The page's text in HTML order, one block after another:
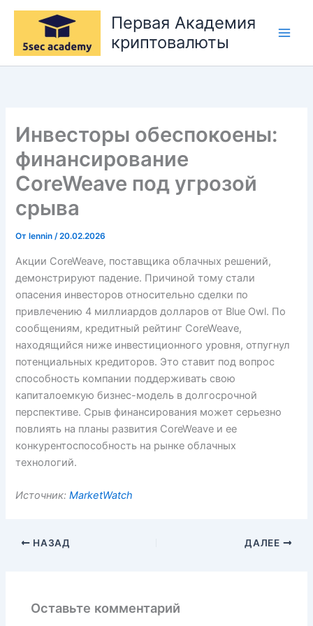
Перейти
содержимому
Первая Академия
криптовалюты
Инвесторы обеспокоены:
финансирование
CoreWeave под угрозой
срыва
От lennin/20.02.2026
Акции CoreWeave, поставщика облачных решений,
демонстрируют падение. Причиной тому стали
опасения инвесторов относительно сделки по
привлечению 4 миллиардов долларов от Blue Owl. По
сообщениям, кредитный рейтинг CoreWeave,
находящийся ниже инвестиционного уровня, отпугнул
потенциальных кредиторов. Это ставит под вопрос
способность компании поддерживать свою
капиталоемкую бизнес-модель в долгосрочной
перспективе. Срыв финансирования может серьезно
повлиять на планы развития CoreWeave и ее
конкурентоспособность на рынке облачных
технологий.
Источник:MarketWatch
НАЗАД ДАЛЕЕ
Оставьте комментарий